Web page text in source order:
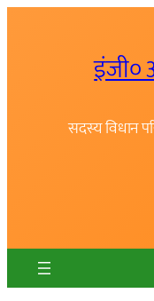
इंजी०
सदस्य विधान